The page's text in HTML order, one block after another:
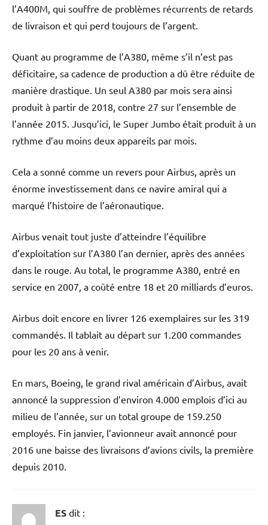
l’A400M, qui souffre de problèmes récurrents de retards
de livraison et qui perd toujours de l’argent.
Quant au programme de l’A380, même s’il n’est pas
déficitaire, sa cadence de production a dû être réduite de
manière drastique. Un seul A380 par mois sera ainsi
produit à partir de 2018, contre 27 sur l’ensemble de
l’année 2015. Jusqu’ici, le Super Jumbo était produit à un
rythme d’au moins deux appareils par mois.
Cela a sonné comme un revers pour Airbus, après un
énorme investissement dans ce navire amiral qui a
marqué l’histoire de l’aéronautique.
Airbus venait tout juste d’atteindre l’équilibre
d’exploitation sur l’A380 l’an dernier, après des années
dans le rouge. Au total, le programme A380, entré en
service en 2007, a coûté entre 18 et 20 milliards d’euros.
Airbus doit encore en livrer 126 exemplaires sur les 319
commandés. Il tablait au départ sur 1.200 commandes
pour les 20 ans à venir.
En mars, Boeing, le grand rival américain d’Airbus, avait
annoncé la suppression d’environ 4.000 emplois d’ici au
milieu de l’année, sur un total groupe de 159.250
employés. Fin janvier, l’avionneur avait annoncé pour
2016 une baisse des livraisons d’avions civils, la première
depuis 2010.
ES dit :